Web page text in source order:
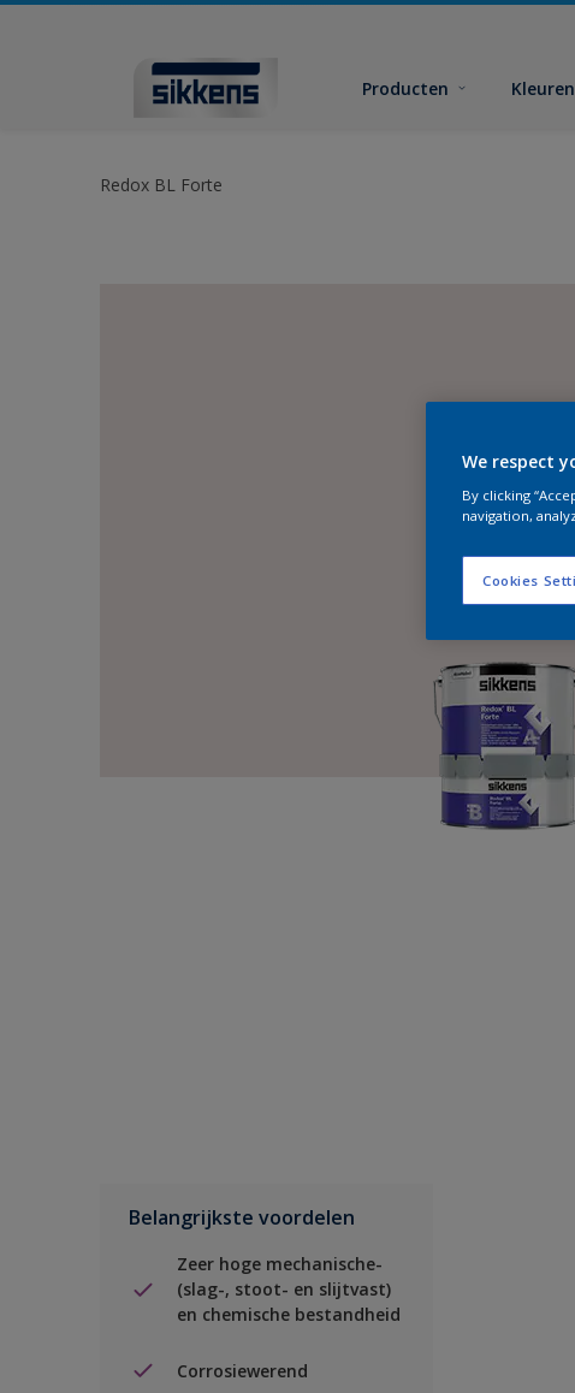
Producten Kleuren
Redox BL Forte
Belangrijkste voordelen
Zeer hoge mechanische-
(slag-, stoot- en slijtvast)
en chemische bestandheid
Corrosiewerend
We respect
By clicking
navigation,
Cookies